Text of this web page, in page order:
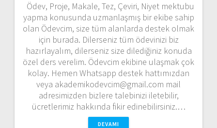
Ödev, Proje, Makale, Tez, Çeviri, Niyet mektubu
yapma konusunda uzmanlaşmış bir ekibe sahip
olan Ödevcim, size tüm alanlarda destek olmak
için burada. Dilerseniz tüm ödevinizi biz
hazırlayalım, dilerseniz size dilediğiniz konuda
özel ders verelim. Ödevcim ekibine ulaşmak çok
kolay. Hemen Whatsapp destek hattımızdan
veya akademikodevcim@gmail.com mail
adresimizden bizlere talebinizi iletebilir,
ücretlerimiz hakkında fikir edinebilirsiniz.…
DEVAMI